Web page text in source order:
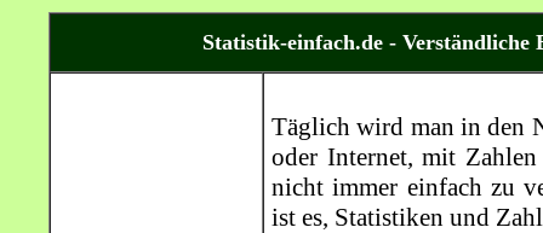
Statistik-einfach.de -
Täglich wird man in den
oder Internet, mit
nicht immer einfach zu
ist es, Statistiken und